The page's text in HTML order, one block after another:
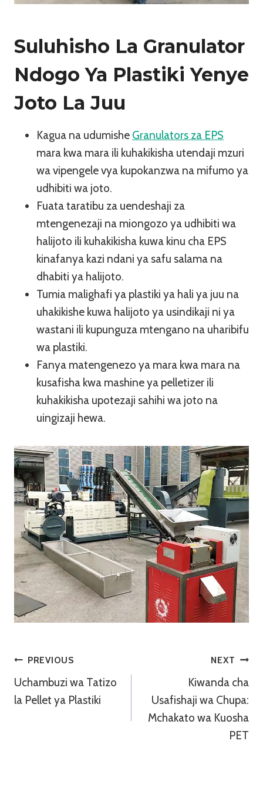
Suluhisho La Granulator
Ndogo Ya Plastiki Yenye
Joto La Juu
Kagua na udumishe Granulators za EPS
mara kwa mara ili kuhakikisha utendaji mzuri
wa vipengele vya kupokanzwa na mifumo ya
udhibiti wa joto.
Fuata taratibu za uendeshaji za
mtengenezaji na miongozo ya udhibiti wa
halijoto ili kuhakikisha kuwa kinu cha EPS
kinafanya kazi ndani ya safu salama na
dhabiti ya halijoto.
Tumia malighafi ya plastiki ya hali ya juu na
uhakikishe kuwa halijoto ya usindikaji ni ya
wastani ili kupunguza mtengano na uharibifu
wa plastiki.
Fanya matengenezo ya mara kwa mara na
kusafisha kwa mashine ya pelletizer ili
kuhakikisha upotezaji sahihi wa joto na
uingizaji hewa.
Urambazaji
Wa
PREVIOUS
Uchambuzi wa Tatizo
la Pellet ya Plastiki
NEXT
Kiwanda cha
Usafishaji wa Chupa:
Mchakato wa Kuosha
PET